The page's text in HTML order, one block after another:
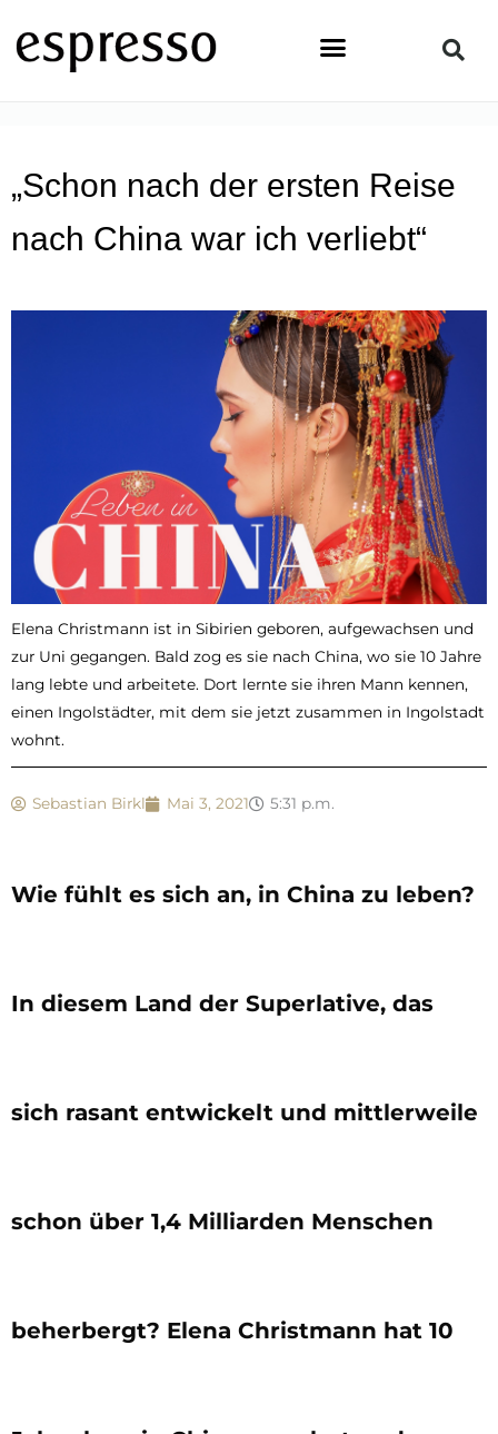
Inhalt
springen
STARTSEITE
„Schon nach der ersten Reise
nach China war ich verliebt“
Elena Christmann ist in Sibirien geboren, aufgewachsen und
zur Uni gegangen. Bald zog es sie nach China, wo sie 10 Jahre
lang lebte und arbeitete. Dort lernte sie ihren Mann kennen,
einen Ingolstädter, mit dem sie jetzt zusammen in Ingolstadt
wohnt.
Sebastian Birkl Mai 3, 2021 5:31 p.m.
Wie fühlt es sich an, in China zu leben?
In diesem Land der Superlative, das
sich rasant entwickelt und mittlerweile
schon über 1,4 Milliarden Menschen
beherbergt? Elena Christmann hat 10